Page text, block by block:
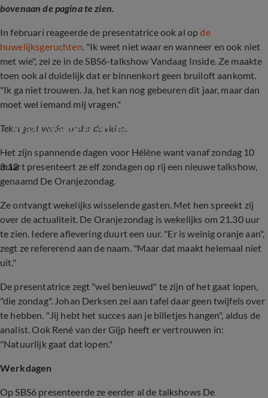
bovenaan de pagina te zien.
In februari reageerde de presentatrice ook al opde
huwelijksgeruchten. "Ik weet niet waar en wanneer en ook niet
met wie", zei ze in de SBS6-talkshow Vandaag Inside. Ze maakte
toen ook al duidelijk dat er binnenkort geen bruiloft aankomt.
"Ik ga niet trouwen. Ja, het kan nog gebeuren dit jaar, maar dan
moet wel iemand mij vragen."
Tekst gaat verder onder de video.
3:12
Hélène reageert op geruchten over huwelijk:
'Waar, wanneer en met wie?'
Het zijn spannende dagen voor Hélène want vanaf zondag 10
maart presenteert ze elf zondagen op rij een nieuwe talkshow,
genaamd De Oranjezondag.
Ze ontvangt wekelijks wisselende gasten. Met hen spreekt zij
over de actualiteit. De Oranjezondag is wekelijks om 21.30 uur
te zien. Iedere aflevering duurt een uur. "Er is weinig oranje aan",
zegt ze refererend aan de naam. "Maar dat maakt helemaal niet
uit."
De presentatrice zegt "wel benieuwd" te zijn of het gaat lopen,
"die zondag". Johan Derksen zei aan tafel daar geen twijfels over
te hebben. "Jij hebt het succes aan je billetjes hangen", aldus de
analist. Ook René van der Gijp heeft er vertrouwen in:
"Natuurlijk gaat dat lopen."
Werkdagen
Op SBS6 presenteerde ze eerder al de talkshows De